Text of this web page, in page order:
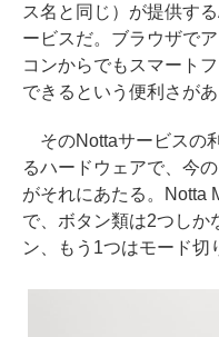
ス名と同じ）が提供す
ービスだ。ブラウザで
コンからでもスマート
できるという便利さがあ
そのNottaサービスの
るハードウェアで、今
がそれにあたる。Notta
で、ボタン類は2つしか
ン、もう1つはモード切